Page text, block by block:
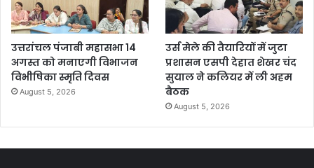
उत्तरांचल पंजाबी महासभा 14
अगस्त को मनाएगी विभाजन
विभीषिका स्मृति दिवस
August 5, 2026
उर्स मेले की तैयारियों में जुटा
प्रशासन एसपी देहात शेखर चंद
सुयाल ने कलियर में ली अहम
बैठक
August 5, 2026